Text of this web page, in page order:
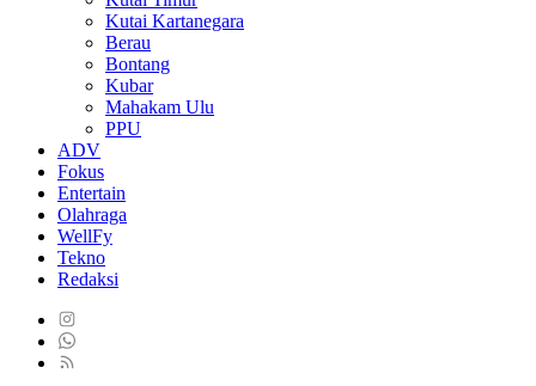
Kutai Kartanegara
Berau
Bontang
Kubar
Mahakam Ulu
PPU
ADV
Fokus
Entertain
Olahraga
WellFy
Tekno
Redaksi